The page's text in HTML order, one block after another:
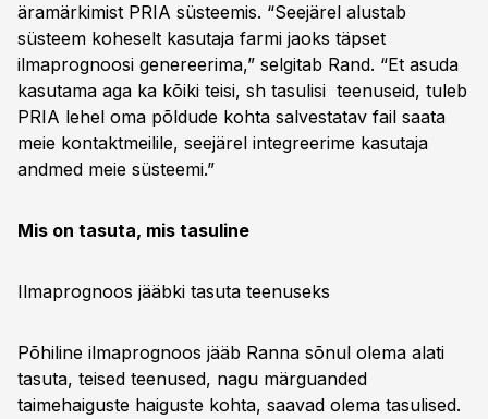
äramärkimist PRIA süsteemis. “Seejärel alustab
süsteem koheselt kasutaja farmi jaoks täpset
ilmaprognoosi genereerima,” selgitab Rand. “Et asuda
kasutama aga ka kõiki teisi, sh tasulisi teenuseid, tuleb
PRIA lehel oma põldude kohta salvestatav fail saata
meie kontaktmeilile, seejärel integreerime kasutaja
andmed meie süsteemi.”
Mis on tasuta, mis tasuline
Ilmaprognoos jääbki tasuta teenuseks
Põhiline ilmaprognoos jääb Ranna sõnul olema alati
tasuta, teised teenused, nagu märguanded
taimehaiguste haiguste kohta, saavad olema tasulised.